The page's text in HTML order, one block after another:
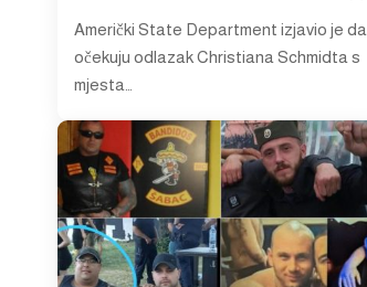
Američki State Department izjavio je da
očekuju odlazak Christiana Schmidta s
mjesta…